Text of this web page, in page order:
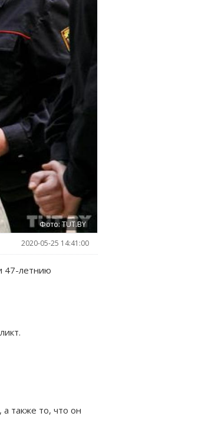
Фото: TUT.BY
2020-05-25 14:41:00
47-летнию
также то, что он